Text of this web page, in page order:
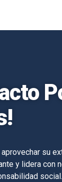
su
y lidera con
social.